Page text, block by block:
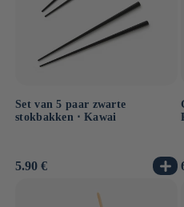
Set van 5 paar zwarte
stokbakken ⋅ Kawai
Normale
5.90 €